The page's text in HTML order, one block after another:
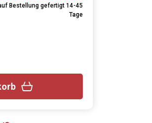
Bestellung gefertigt 14-45
Tage